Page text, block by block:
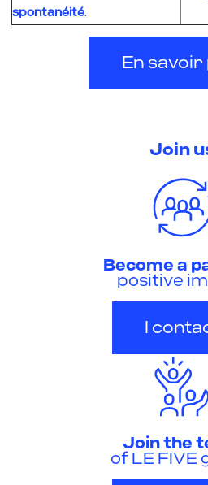
spontanéité.
En savoir
Join
Become a
positive
I
Join the
of LE FIVE